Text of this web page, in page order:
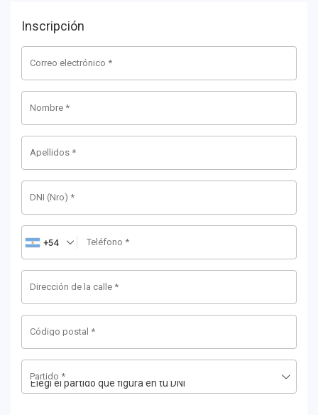
Inscripción
Correo electrónico *
Nombre *
Apellidos *
DNI (Nro) *
Teléfono *
+54
Dirección de la calle *
Código postal *
Partido *